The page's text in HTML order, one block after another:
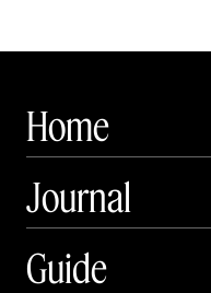
Home
Journal
Guide